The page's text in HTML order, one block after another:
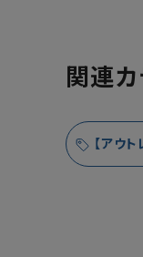
関連
【アウ